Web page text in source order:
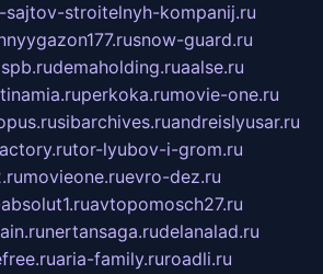
stroitelnyh-kompanij.ru
snow-guard.ru
demaholding.ruaalse.ru
perkoka.rumovie-one.ru
sibarchives.ruandreislyusar.ru
tor-lyubov-i-grom.ru
movieone.ruevro-dez.ru
avtopomosch27.ru
nertansaga.rudelanalad.ru
aria-family.ruroadli.ru